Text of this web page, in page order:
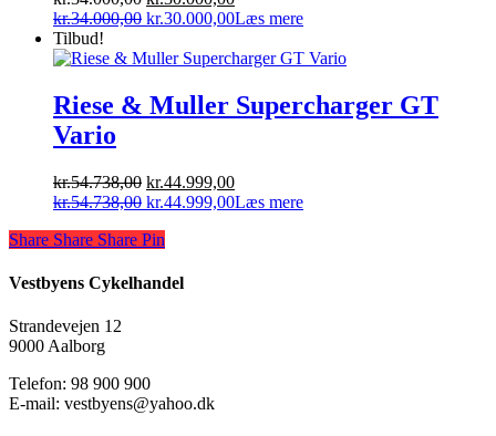
oprindelige
var:
aktuelle
er:
kr.34.000,00 Den
pris
kr.34.000,00.
kr.30.000,00Den
pris
kr.30.000,00.
Læs mere
Tilbud!
Riese & Muller Supercharger GT
Vario
kr.54.738,00 Den
oprindelige
var:
kr.44.999,00Den
aktuelle
kr.54.738,00 Den
pris
kr.54.738,00.
kr.44.999,00Den
Læs mere
Share
Share Share Share Pin
Vestbyens Cykelhandel
Strandevejen 12
9000 Aalborg
Telefon: 98 900 900
E-mail: vestbyens@yahoo.dk